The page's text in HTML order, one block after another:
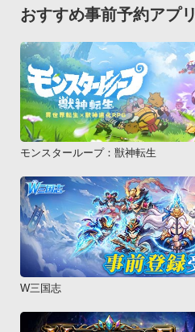
おすすめ事前予約アプリ
モンスターループ：獣神転生
W三国志